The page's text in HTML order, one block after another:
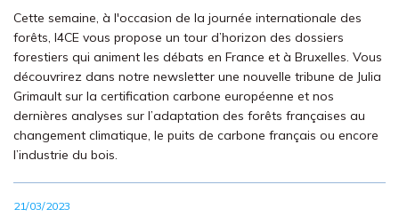
Cette semaine, à l'occasion de la journée internationale des
forêts, I4CE vous propose un tour d’horizon des dossiers
forestiers qui animent les débats en France et à Bruxelles. Vous
découvrirez dans notre newsletter une nouvelle tribune de Julia
Grimault sur la certification carbone européenne et nos
dernières analyses sur l’adaptation des forêts françaises au
changement climatique, le puits de carbone français ou encore
l’industrie du bois.
21/03/2023